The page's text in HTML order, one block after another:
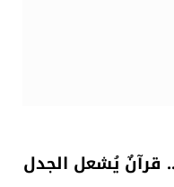
قرآنٌ يُشعل الجدل